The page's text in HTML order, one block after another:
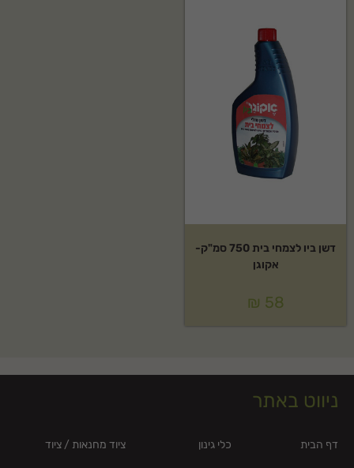
דשן ביו לצמחי בית 750 סמ"ק-
אקוגן
₪ 58
ניווט באתר
דף הבית כלי גינון ציוד מחנאות / ציוד